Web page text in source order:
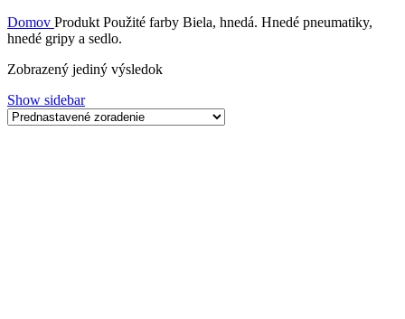
Domov Produkt Použité farby Biela, hnedá. Hnedé pneumatiky,
hnedé gripy a sedlo.
Zobrazený jediný výsledok
Show sidebar